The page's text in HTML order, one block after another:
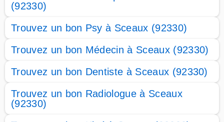
(92330)
Trouvez un bon Psy à Sceaux (92330)
Trouvez un bon Médecin à Sceaux (92330)
Trouvez un bon Dentiste à Sceaux (92330)
Trouvez un bon Radiologue à Sceaux
(92330)